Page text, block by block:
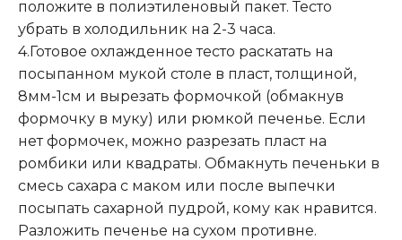
положите в полиэтиленовый пакет. Тесто
убрать в холодильник на 2-3 часа.
4.Готовое охлажденное тесто раскатать на
посыпанном мукой столе в пласт, толщиной,
8мм-1см и вырезать формочкой (обмакнув
формочку в муку) или рюмкой печенье. Если
нет формочек, можно разрезать пласт на
ромбики или квадраты. Обмакнуть печеньки в
смесь сахара с маком или после выпечки
посыпать сахарной пудрой, кому как нравится.
Разложить печенье на сухом противне.